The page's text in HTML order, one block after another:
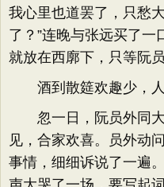
我心里也道罢了，只愁
了？”连晚与张远买了一
就放在西廓下，只等阮
酒到散筵欢趣少，人
忽一日，阮员外同大
见，合家欢喜。员外动
事情，细细诉说了一遍